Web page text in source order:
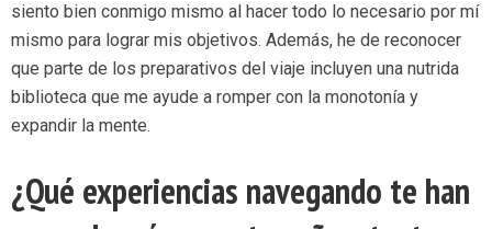
siento bien conmigo mismo al hacer todo lo necesario por mí
mismo para lograr mis objetivos. Además, he de reconocer
que parte de los preparativos del viaje incluyen una nutrida
biblioteca que me ayude a romper con la monotonía y
expandir la mente.
¿Qué experiencias navegando te han